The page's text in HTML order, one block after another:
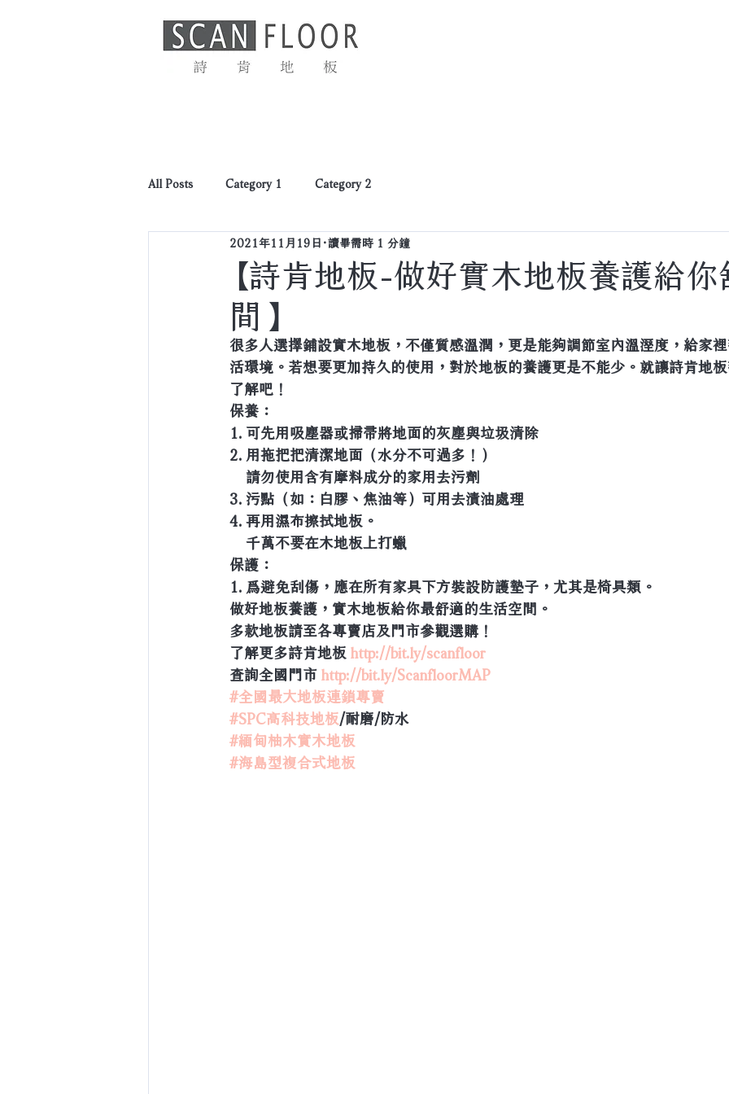
All Posts Category 1 Category 2
【詩肯地板-做好實木地板養護給
間】
2021年11月19日 讀畢需時 1 分鐘
很多人選擇鋪設實木地板，不僅質感溫潤，更是能夠調節室內溫溼度，給家
活環境。若想要更加持久的使用，對於地板的養護更是不能少。就讓詩肯地
了解吧！
保養：
1. 可先用吸塵器或掃帚將地面的灰塵與垃圾清除
2. 用拖把把清潔地面（水分不可過多！）
    請勿使用含有摩料成分的家用去污劑
3. 污點（如：白膠、焦油等）可用去漬油處理
4. 再用濕布擦拭地板。
    千萬不要在木地板上打蠟
保護：
1. 爲避免刮傷，應在所有家具下方裝設防護墊子，尤其是椅具類。
做好地板養護，實木地板給你最舒適的生活空間。
多款地板請至各專賣店及門市參觀選購！
了解更多詩肯地板 http://bit.ly/scanfloor
查詢全國門市 http://bit.ly/ScanfloorMAP
#全國最大地板連鎖專賣
#SPC高科技地板/耐磨/防水
#緬甸柚木實木地板
#海島型複合式地板